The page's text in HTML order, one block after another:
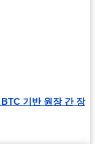
기반 원장 간 장